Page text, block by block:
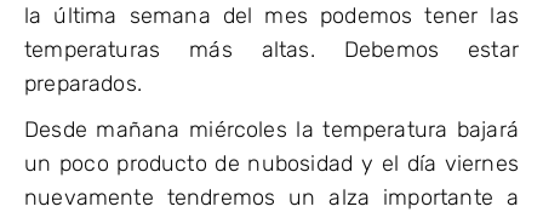
la última semana del mes podemos tener las
temperaturas más altas. Debemos estar
preparados.
Desde mañana miércoles la temperatura bajará
un poco producto de nubosidad y el día viernes
nuevamente tendremos un alza importante a